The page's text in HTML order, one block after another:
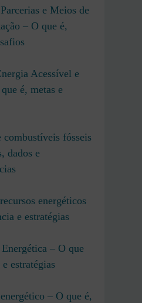
e Meios de
– O que é,
Acessível e
é, metas e
combustíveis fósseis
dados e
energéticos
e estratégias
Energética – O que
estratégias
– O que é,